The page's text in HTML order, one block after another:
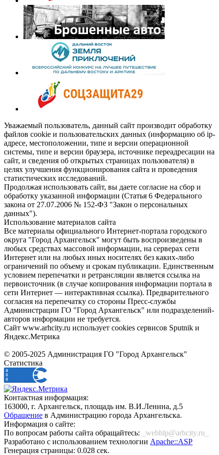
Уважаемый пользователь, данный сайт производит обработку
файлов cookie и пользовательских данных (информацию об ip-
адресе, местоположении, типе и версии операционной
системы, типе и версии браузера, источнике переадресации на
сайт, и сведения об открытых страницах пользователя) в
целях улучшения функционирования сайта и проведения
статистических исследований.
Продолжая использовать сайт, вы даете согласие на сбор и
обработку указанной информации (Статья 6 Федерального
закона от 27.07.2006 № 152-ФЗ "Закон о персональных
данных").
Использование материалов сайта
Все материалы официального Интернет-портала городского
округа "Город Архангельск" могут быть воспроизведены в
любых средствах массовой информации, на серверах сети
Интернет или на любых иных носителях без каких-либо
ограничений по объему и срокам публикации. Единственным
условием перепечатки и ретрансляции является ссылка на
первоисточник (в случае копирования информации портала в
сети Интернет — интерактивная ссылка). Предварительного
согласия на перепечатку со стороны Пресс-службы
Администрации ГО "Город Архангельск" или подразделений-
авторов информации не требуется.
Сайт www.arhcity.ru использует cookies сервисов Sputnik и
Яндекс.Метрика
© 2005-2025 Администрация ГО "Город Архангельск"
Статистика
Контактная информация:
163000, г. Архангельск, площадь им. В.И.Ленина, д.5
Обращение в Администрацию города Архангельска.
Информация о сайте:
По вопросам работы сайта обращайтесь:
_webhlp@arhcity.ru_
Разработано с использованием технологии Apache::ASP
Генерация страницы: 0.028 сек.